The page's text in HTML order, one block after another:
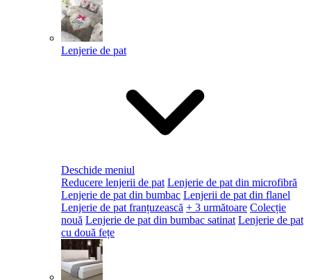
Lenjerie de pat
Deschide meniul
Reducere lenjerii de pat Lenjerie de pat din microfibră
Lenjerie de pat din bumbac Lenjerii de pat din flanel
Lenjerie de pat franțuzească + 3 următoare Colecție
nouă Lenjerie de pat din bumbac satinat Lenjerie de pat
cu două fețe